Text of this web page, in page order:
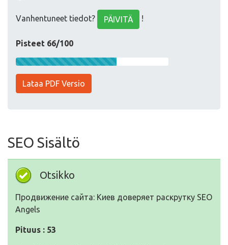
Vanhentuneet tiedot? PÄIVITÄ !
Pisteet 66/100
Lataa PDF Versio
SEO Sisältö
Otsikko
Продвижение сайта: Киев доверяет раскрутку SEO
Angels
Pituus : 53